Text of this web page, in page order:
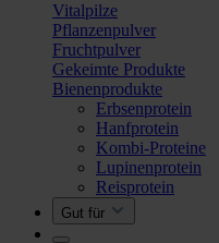
Vitalpilze
Pflanzenpulver
Fruchtpulver
Gekeimte Produkte
Bienenprodukte
Erbsenprotein
Hanfprotein
Kombi-Proteine
Lupinenprotein
Reisprotein
Gut für